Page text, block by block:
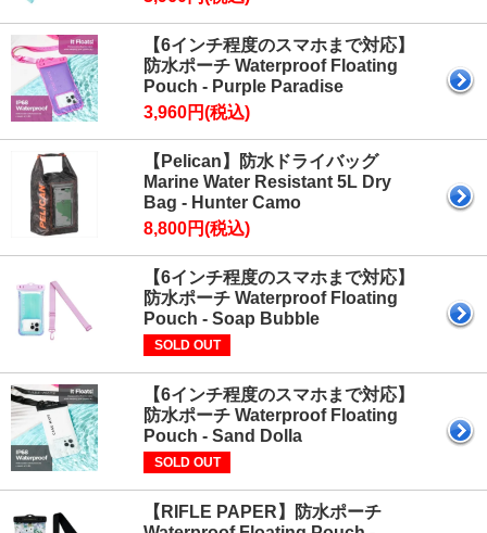
【6インチ程度のスマホまで対応】
防水ポーチ Waterproof Floating
Pouch - Purple Paradise
3,960円(税込)
【Pelican】防水ドライバッグ
Marine Water Resistant 5L Dry
Bag - Hunter Camo
8,800円(税込)
【6インチ程度のスマホまで対応】
防水ポーチ Waterproof Floating
Pouch - Soap Bubble
SOLD OUT
【6インチ程度のスマホまで対応】
防水ポーチ Waterproof Floating
Pouch - Sand Dolla
SOLD OUT
【RIFLE PAPER】防水ポーチ